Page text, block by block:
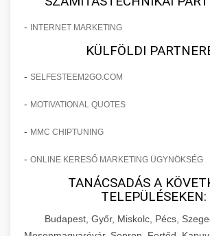
- INTERNET MARKETING
KÜLFÖLDI
- SELFESTEEM2GO.COM
- MOTIVATIONAL QUOTES
- MMC CHIPTUNING
- ONLINE KERESŐ MARKETING ÜGYNÖKSÉG
TANÁCSADÁS A
TELEPÜLÉSEKEN:
Budapest, Győr, Miskolc, Pécs,